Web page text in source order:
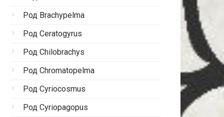
Род Brachypelma
Род Ceratogyrus
Род Chilobrachys
Род Chromatopelma
Род Cyriocosmus
Род Cyriopagopus